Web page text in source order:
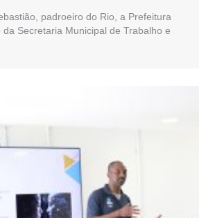
padroeiro do Rio, a Prefeitura
Secretaria Municipal de Trabalho e